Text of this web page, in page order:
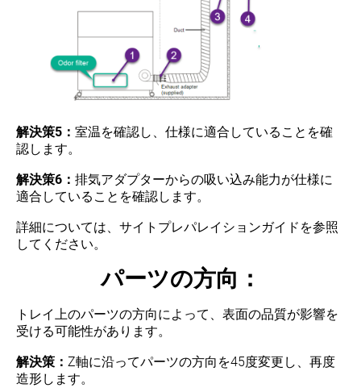
解決策5： 室温を確認し、仕様に適合していることを確
認します。
解決策6： 排気アダプターからの吸い込み能力が仕様に
適合していることを確認します。
詳細については、サイトプレパレイションガイドを参照
してください。
パーツの方向：
トレイ上のパーツの方向によって、表面の品質が影響を
受ける可能性があります。
解決策： Z軸に沿ってパーツの方向を45度変更し、再度
造形します。